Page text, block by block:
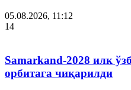
05.08.2026, 11:12
14
Samarkand-2028 илк
орбитага чиқарилди